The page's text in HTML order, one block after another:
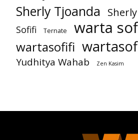
Sherly Tjoanda
Sofifi Ternate warta
wartasofifi
Yudhitya Wahab Zen Kasim